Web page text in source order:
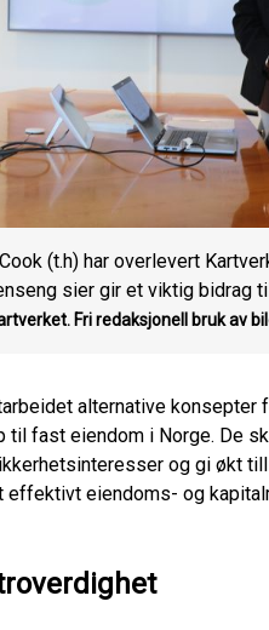
(t.h) har overlevert
sier gir et viktig bidrag
Fri redaksjonell bruk av
alternative konsepter
fast eiendom i Norge. De
og gi økt
eiendoms- og